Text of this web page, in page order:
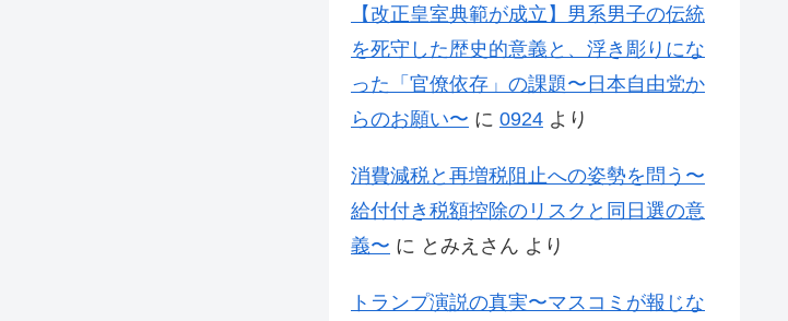
【改正皇室典範が成立】男系男子の伝統
を死守した歴史的意義と、浮き彫りにな
った「官僚依存」の課題〜日本自由党か
らのお願い〜 に 0924 より
消費減税と再増税阻止への姿勢を問う〜
給付付き税額控除のリスクと同日選の意
義〜 に とみえさん より
トランプ演説の真実〜マスコミが報じな